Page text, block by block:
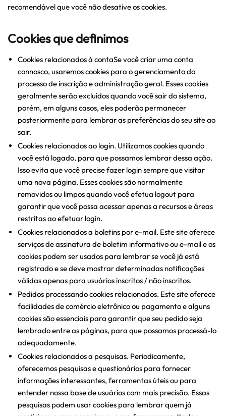
recomendável que você não desative os cookies.
Cookies que definimos
Cookies relacionados à contaSe você criar uma conta
connosco, usaremos cookies para o gerenciamento do
processo de inscrição e administração geral. Esses cookies
geralmente serão excluídos quando você sair do sistema,
porém, em alguns casos, eles poderão permanecer
posteriormente para lembrar as preferências do seu site ao
sair.
Cookies relacionados ao login. Utilizamos cookies quando
você está logado, para que possamos lembrar dessa ação.
Isso evita que você precise fazer login sempre que visitar
uma nova página. Esses cookies são normalmente
removidos ou limpos quando você efetua logout para
garantir que você possa acessar apenas a recursos e áreas
restritas ao efetuar login.
Cookies relacionados a boletins por e-mail. Este site oferece
serviços de assinatura de boletim informativo ou e-mail e os
cookies podem ser usados ​​para lembrar se você já está
registrado e se deve mostrar determinadas notificações
válidas apenas para usuários inscritos / não inscritos.
Pedidos processando cookies relacionados. Este site oferece
facilidades de comércio eletrônico ou pagamento e alguns
cookies são essenciais para garantir que seu pedido seja
lembrado entre as páginas, para que possamos processá-lo
adequadamente.
Cookies relacionados a pesquisas. Periodicamente,
oferecemos pesquisas e questionários para fornecer
informações interessantes, ferramentas úteis ou para
entender nossa base de usuários com mais precisão. Essas
pesquisas podem usar cookies para lembrar quem já